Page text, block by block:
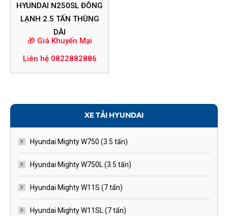
HYUNDAI N250SL ĐÔNG
LẠNH 2.5 TẤN THÙNG
DÀI
🎁 Giá Khuyến Mại
Liên hệ 0822882886
XE TẢI HYUNDAI
Hyundai Mighty W750 (3.5 tấn)
Hyundai Mighty W750L (3.5 tấn)
Hyundai Mighty W11S (7 tấn)
Hyundai Mighty W11SL (7 tấn)